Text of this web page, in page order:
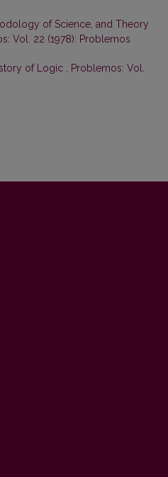
of Science, and Theory
Vol. 22 (1978): Problemos
of Logic
Problemos: Vol.